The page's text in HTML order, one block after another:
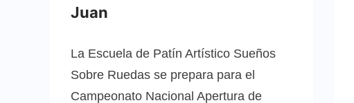
Juan
La Escuela de Patín Artístico Sueños
Sobre Ruedas se prepara para el
Campeonato Nacional Apertura de